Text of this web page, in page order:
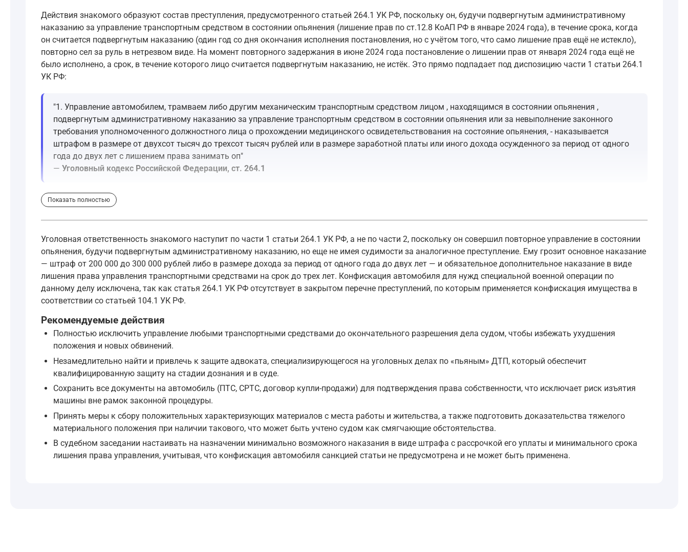
Действия знакомого образуют состав преступления, предусмотренного статьей 264.1 УК РФ, поскольку он, будучи подвергнутым административному
наказанию за управление транспортным средством в состоянии опьянения (лишение прав по ст.12.8 КоАП РФ в январе 2024 года), в течение срока, когда
он считается подвергнутым наказанию (один год со дня окончания исполнения постановления, но с учётом того, что само лишение прав ещё не истекло),
повторно сел за руль в нетрезвом виде. На момент повторного задержания в июне 2024 года постановление о лишении прав от января 2024 года ещё не
было исполнено, а срок, в течение которого лицо считается подвергнутым наказанию, не истёк. Это прямо подпадает под диспозицию части 1 статьи 264.1
УК РФ:
"1. Управление автомобилем, трамваем либо другим механическим транспортным средством лицом , находящимся в состоянии опьянения ,
подвергнутым административному наказанию за управление транспортным средством в состоянии опьянения или за невыполнение законного
требования уполномоченного должностного лица о прохождении медицинского освидетельствования на состояние опьянения, - наказывается
штрафом в размере от двухсот тысяч до трехсот тысяч рублей или в размере заработной платы или иного дохода осужденного за период от одного
года до двух лет с лишением права занимать оп"
— Уголовный кодекс Российской Федерации, ст. 264.1
Таким образом, знакомому грозит наказание в виде штрафа от 200 000 до 300 000 рублей либо в размере заработной платы за период от одного года до двух
—Кодекс Российской Федерации об административных правонарушениях, ст. 12.8
Это административное наказание уже было применено к знакомому в январе 2024 года, и именно оно образует признак «подвергнутый административному
Что касается возможной конфискации автомобиля для нужд специальной военной операции, то действующее уголовное законодательство (в рамках
"а) денег, ценностей и иного имущества, полученных в результате совершения преступлений, предусмотренных частью второй статьи 105 , частями второй -
—Уголовный кодекс Российской Федерации, ст. 104.1
Статья 264.1 в этом перечне отсутствует. Более того, автомобиль в данной ситуации является не предметом, полученным в результате преступления, а
"1. Если конфискация определенного предмета, входящего в имущество, указанное в статье 104.1 настоящего Кодекса, на момент принятия судом решения о
—Уголовный кодекс Российской Федерации, ст. 104.2
Поскольку в исходных нормах нет специального указания на конфискацию автомобилей для нужд СВО в связи с преступлениями по ст.264.1 УК РФ, а сам
Показать полностью
Уголовная ответственность знакомого наступит по части 1 статьи 264.1 УК РФ, а не по части 2, поскольку он совершил повторное управление в состоянии
опьянения, будучи подвергнутым административному наказанию, но еще не имея судимости за аналогичное преступление. Ему грозит основное наказание
— штраф от 200 000 до 300 000 рублей либо в размере дохода за период от одного года до двух лет — и обязательное дополнительное наказание в виде
лишения права управления транспортными средствами на срок до трех лет. Конфискация автомобиля для нужд специальной военной операции по
данному делу исключена, так как статья 264.1 УК РФ отсутствует в закрытом перечне преступлений, по которым применяется конфискация имущества в
соответствии со статьей 104.1 УК РФ.
Рекомендуемые действия
Полностью исключить управление любыми транспортными средствами до окончательного разрешения дела судом, чтобы избежать ухудшения
положения и новых обвинений.
Незамедлительно найти и привлечь к защите адвоката, специализирующегося на уголовных делах по «пьяным» ДТП, который обеспечит
квалифицированную защиту на стадии дознания и в суде.
Сохранить все документы на автомобиль (ПТС, СРТС, договор купли-продажи) для подтверждения права собственности, что исключает риск изъятия
машины вне рамок законной процедуры.
Принять меры к сбору положительных характеризующих материалов с места работы и жительства, а также подготовить доказательства тяжелого
материального положения при наличии такового, что может быть учтено судом как смягчающие обстоятельства.
В судебном заседании настаивать на назначении минимально возможного наказания в виде штрафа с рассрочкой его уплаты и минимального срока
лишения права управления, учитывая, что конфискация автомобиля санкцией статьи не предусмотрена и не может быть применена.